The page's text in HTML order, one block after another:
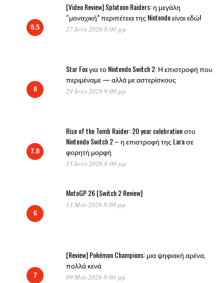
8.5
[Video Review] Splatoon Raiders: η μεγάλη
“μοναχική” περιπέτεια της Nintendo είναι εδώ!
27 Ιούλ 2026 8:00 μμ
8
Star Fox για το Nintendo Switch 2: Η επιστροφή που
περιμέναμε — αλλά με αστερίσκους
29 Ιούν 2026 9:00 μμ
7.8
Rise of the Tomb Raider: 20 year celebration στο
Nintendo Switch 2 – η επιστροφή της Lara σε
φορητή μορφή
15 Ιούν 2026 8:00 μμ
6
MotoGP 26 [Switch 2 Review]
13 Μάι 2026 8:00 μμ
7
[Review] Pokémon Champions: μια ψηφιακή αρένα,
πολλά κενά
09 Μάι 2026 8:00 μμ